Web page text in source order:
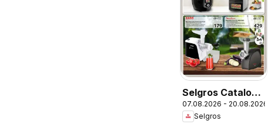
Selgros Catalog
Nonfood
07.08.2026 - 20.08.2026
Selgros